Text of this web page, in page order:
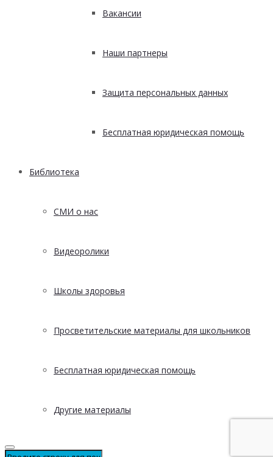
Вакансии
Наши партнеры
Защита персональных данных
Бесплатная юридическая помощь
Библиотека
СМИ о нас
Видеоролики
Школы здоровья
Просветительские материалы для школьников
Бесплатная юридическая помощь
Другие материалы